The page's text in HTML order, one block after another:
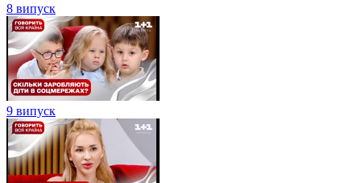
8 випуск
9 випуск